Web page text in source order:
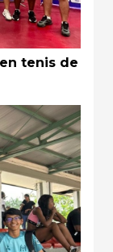
tenis de